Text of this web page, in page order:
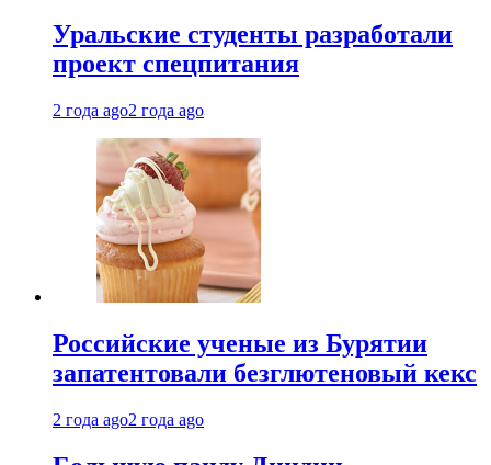
Уральские студенты разработали
проект спецпитания
2 года ago2 года ago
Российские ученые из Бурятии
запатентовали безглютеновый кекс
2 года ago2 года ago